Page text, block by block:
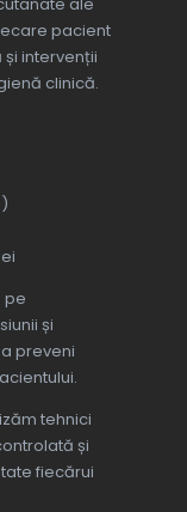
ale
pacient
intervenții
clinică.
pe
și
preveni
tehnici
și
fiecărui